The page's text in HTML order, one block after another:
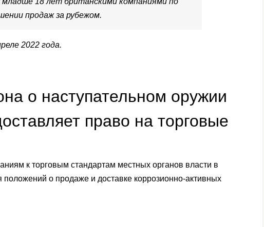
продаж за рубежом.
2022 года.
о наступательном оружии
право на торговые
к торговым стандартам местных органов власти в
о продаже и доставке коррозионно-активных